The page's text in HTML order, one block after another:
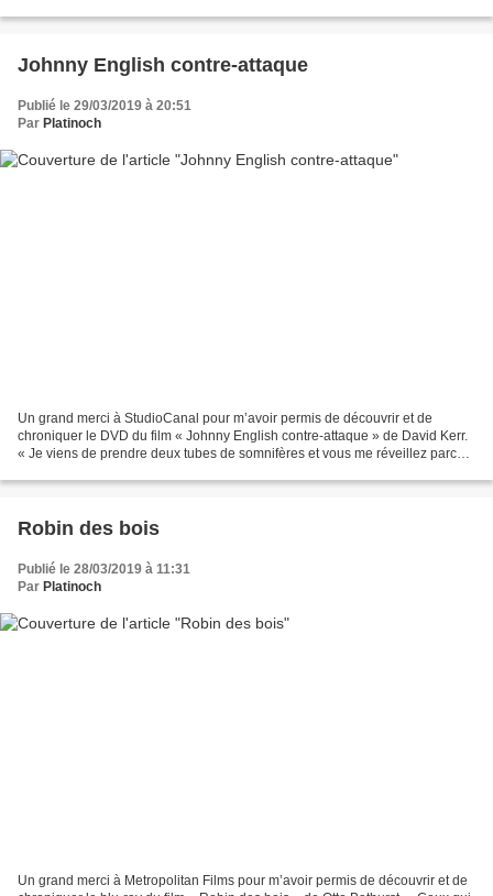
Johnny English contre-attaque
Publié le 29/03/2019 à 20:51
Par Platinoch
Un grand merci à StudioCanal pour m’avoir permis de découvrir et de
chroniquer le DVD du film « Johnny English contre-attaque » de David Kerr.
« Je viens de prendre deux tubes de somnifères et vous me réveillez parce
Robin des bois
Publié le 28/03/2019 à 11:31
Par Platinoch
Un grand merci à Metropolitan Films pour m’avoir permis de découvrir et de